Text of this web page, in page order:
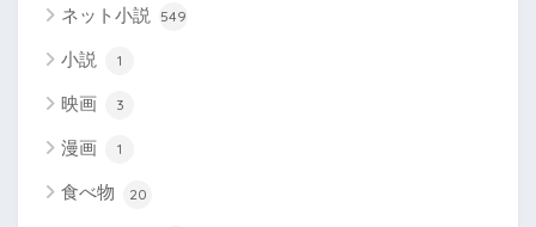
ネット小説 549
小説 1
映画 3
漫画 1
食べ物 20